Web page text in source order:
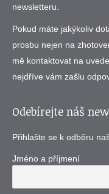
new
window
new
window
new
window
newsletteru.
Pokud máte jakýkoliv
prosbu nejen na
mě kontaktovat na
nejdříve vám zašlu
Odebírejte náš
Přihlašte se k odběru
Jméno a příjmení